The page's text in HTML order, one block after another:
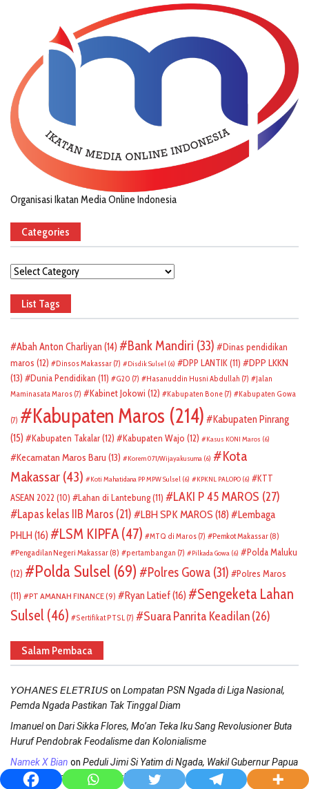
Organisasi Ikatan Media Online Indonesia
Categories
Categories
List Tags
Abah Anton Charliyan (14) Bank Mandiri (33)
Dinas pendidikan
maros (12) Dinsos Makassar (7) Disdik Sulsel (6) DPP LANTIK(11)
DPP LKKN
(13)
Dunia Pendidikan (11) G20 (7) Hasanuddin Husni Abdullah (7)
Jalan
Maminasata Maros (7) Kabinet Jokowi (12) Kabupaten Bone (7) Kabupaten Gowa
(7) Kabupaten Maros (214)
Kabupaten Pinrang
(15)
Kabupaten Takalar(12) Kabupaten Wajo (12) Kasus KONI Maros (6)
Kecamatan Maros Baru (13) Korem 071/Wijayakusuma (6)
Kota
Makassar (43) Koti Mahatidana PP MPW Sulsel (6) KPKNL PALOPO (6)
KTT
ASEAN 2022 (10) Lahan di Lantebung(11) LAKI P 45 MAROS (27)
Lapas kelas IIB Maros (21) LBH SPK MAROS (18)
Lembaga
PHLH (16) LSM KIPFA (47) MTQ di Maros (7) Pemkot Makassar (8)
Pengadilan Negeri Makassar (8) pertambangan (7) Pilkada Gowa (6)
Polda Maluku
(12)
Polda Sulsel (69) Polres Gowa (31)
Polres Maros
(11)
PT AMANAH FINANCE(9) Ryan Latief(16)
Sengeketa Lahan
Sulsel (46) Sertifikat PTSL (7) Suara Panrita Keadilan(26)
Salam Pembaca
𝘠𝘖𝘏𝘈𝘕𝘌𝘚 𝘌𝘓𝘌𝘛𝘙𝘐𝘜𝘚on Lompatan PSN Ngada di Liga Nasional,
Pemda Ngada Pastikan Tak Tinggal Diam
Imanuelon Dari Sikka Flores, Mo’an Teka Iku Sang Revolusioner Buta
Huruf Pendobrak Feodalisme dan Kolonialisme
Namek X Bian on Peduli Jimi Si Yatim di Ngada, Wakil Gubernur Papua
Selatan Agendakan Mei Berkunjung